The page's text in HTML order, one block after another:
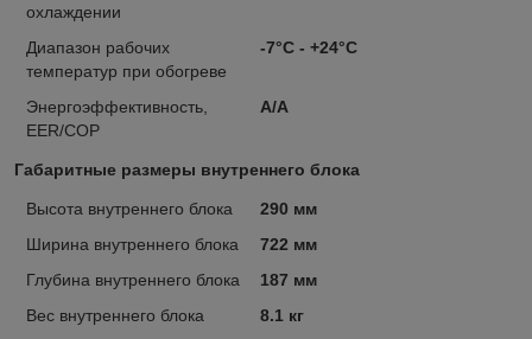
охлаждении
Диапазон рабочих
температур при обогреве
-7°С - +24°С
Энергоэффективность,
EER/COP
А/А
Габаритные размеры внутреннего блока
Высота внутреннего блока
290 мм
Ширина внутреннего блока
722 мм
Глубина внутреннего блока
187 мм
Вес внутреннего блока
8.1 кг